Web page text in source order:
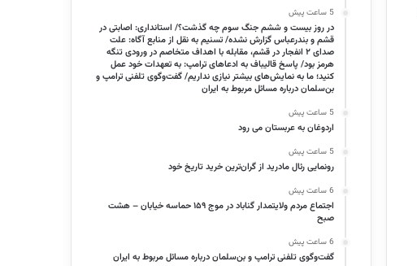
5 ساعت پیش
در روز بیست و ششم جنگ سوم چه گذشت؟/ استانداری: اصابتی در
قشم و بندرعباس گزارش نشده/ تسنیم به نقل از منابع آگاه: علت
صدای ۲ انفجار در قشم، مقابله با اهداف متخاصم در ورودی تنگه
هرمز بود/ پاسخ قالیباف به ادعاهای ترامپ: به تعهدات‌ خود عمل
کنید؛ ما به نمایش‌های بیشتر نیازی نداریم/ گفت‌وگوی تلفنی ترامپ و
بن‌سلمان درباره مسائل مربوط به ایران
5 ساعت پیش
اردوغان به عربستان می رود
5 ساعت پیش
رونمایی رئال مادرید از گران‌ترین خرید تاریخ خود
6 ساعت پیش
اجتماع مردم ولایتمدار گناباد در موج ۱۵۹ حماسه خیابان – هشت
صبح
6 ساعت پیش
گفت‌وگوی تلفنی ترامپ و بن‌سلمان درباره مسائل مربوط به ایران